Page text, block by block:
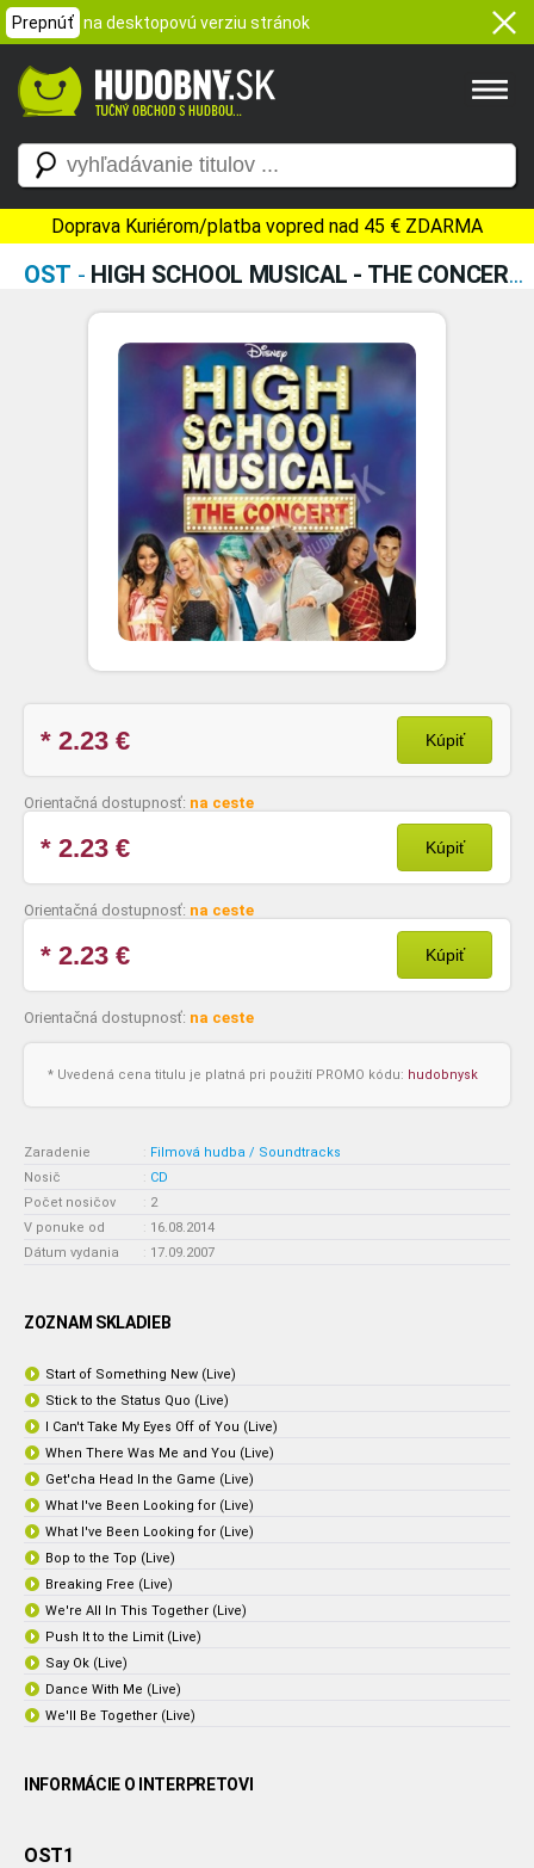
Prepnúť na desktopovú verziu stránok
Doprava Kuriérom/platba vopred nad 45 € ZDARMA
OST - HIGH SCHOOL MUSICAL - THE CONCERT (LIVE)
* 2.23 € Kúpiť
Orientačná dostupnosť: na ceste
* 2.23 € Kúpiť
Orientačná dostupnosť: na ceste
* 2.23 € Kúpiť
Orientačná dostupnosť: na ceste
* Uvedená cena titulu je platná pri použití PROMO kódu: hudobnysk
Zaradenie : Filmová hudba / Soundtracks
Nosič
: CD
Počet nosičov
: 2
V ponuke od
: 16.08.2014
Dátum vydania
: 17.09.2007
ZOZNAM SKLADIEB
Start of Something New (Live)
Stick to the Status Quo (Live)
I Can't Take My Eyes Off of You (Live)
When There Was Me and You (Live)
Get'cha Head In the Game (Live)
What I've Been Looking for (Live)
What I've Been Looking for (Live)
Bop to the Top (Live)
Breaking Free (Live)
We're All In This Together (Live)
Push It to the Limit (Live)
Say Ok (Live)
Dance With Me (Live)
We'll Be Together (Live)
INFORMÁCIE O INTERPRETOVI
OST1